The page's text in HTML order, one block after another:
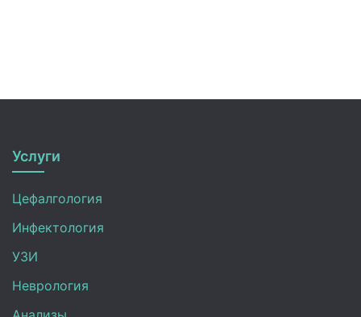
Услуги
Цефалгология
Инфектология
УЗИ
Неврология